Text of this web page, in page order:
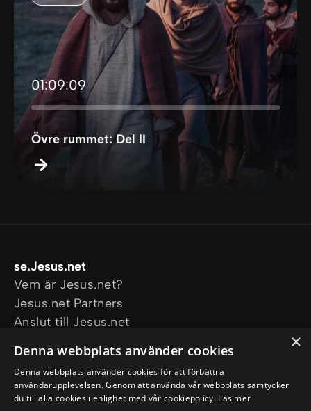
01:09:09
Övre rummet: Del II
se.Jesus.net
Vem är Jesus.net?
Jesus.net Partners
Anslut till Jesus.net
Artiklar
Video
Våra projekt
×
Denna webbplats använder cookies
Denna webbplats använder cookies för att förbättra
användarupplevelsen. Genom att använda vår webbplats samtycker
du till alla cookies i enlighet med vår cookiepolicy. Läs mer